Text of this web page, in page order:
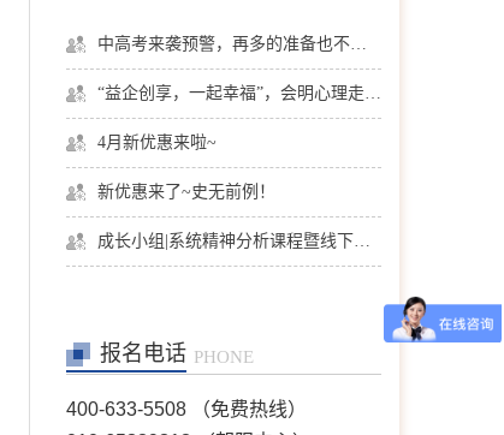
中高考来袭预警，再多的准备也不嫌多，这一份考生福利等你来拿
“益企创享，一起幸福”，会明心理走进社区公益，与居民一起让社区更美好
4月新优惠来啦~
新优惠来了~史无前例！
成长小组|系统精神分析课程暨线下团体成长小组招募
报名电话 PHONE
400-633-5508 （免费热线）
症、婚恋情感、个人成长等
在线预约>>
陈欣
擅长：职场、人际、两性关
在线预约>>
擅长：情绪情感(情绪困
扰、自我冲突、自我发展、
人际关系等)；婚恋家庭(恋
爱失恋、夫妻沟通、婆媳关